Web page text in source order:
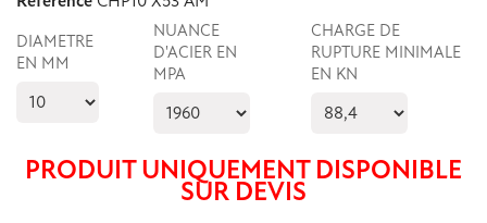
DIAMETRE
EN MM
NUANCE
D'ACIER EN
MPA
CHARGE DE
RUPTURE MINIMALE
EN KN
PRODUIT UNIQUEMENT DISPONIBLE
SUR DEVIS